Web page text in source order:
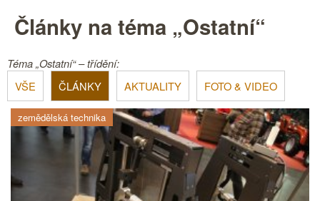
Články na téma „Ostatní“
Téma „Ostatní“ – třídění:
VŠE
ČLÁNKY AKTUALITY FOTO & VIDEO
zemědělská technika